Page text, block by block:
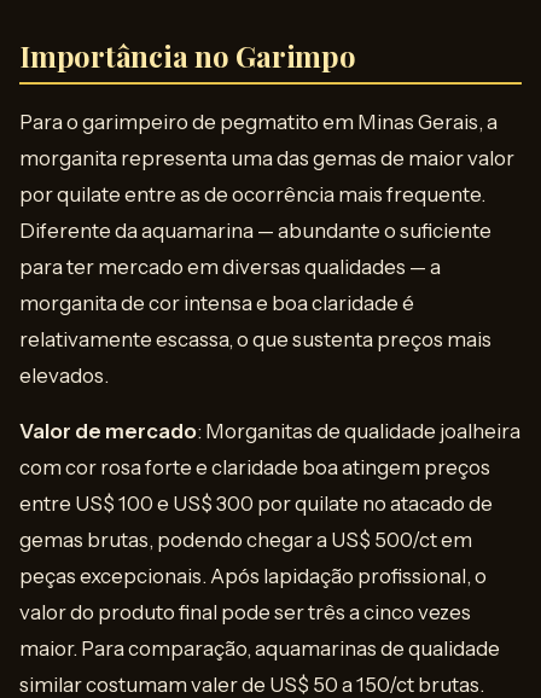
Importância no Garimpo
Para o garimpeiro de pegmatito em Minas Gerais, a
morganita representa uma das gemas de maior valor
por quilate entre as de ocorrência mais frequente.
Diferente da aquamarina — abundante o suficiente
para ter mercado em diversas qualidades — a
morganita de cor intensa e boa claridade é
relativamente escassa, o que sustenta preços mais
elevados.
Valor de mercado: Morganitas de qualidade joalheira
com cor rosa forte e claridade boa atingem preços
entre US$ 100 e US$ 300 por quilate no atacado de
gemas brutas, podendo chegar a US$ 500/ct em
peças excepcionais. Após lapidação profissional, o
valor do produto final pode ser três a cinco vezes
maior. Para comparação, aquamarinas de qualidade
similar costumam valer de US$ 50 a 150/ct brutas.